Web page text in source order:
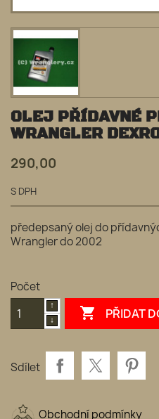
OLEJ PŘÍDAVNÉ
WRANGLER
290,00
S DPH
předepsaný olej do
Wrangler do 2002
Počet
 PŘIDAT
Sdílet
Obchodní podmínky